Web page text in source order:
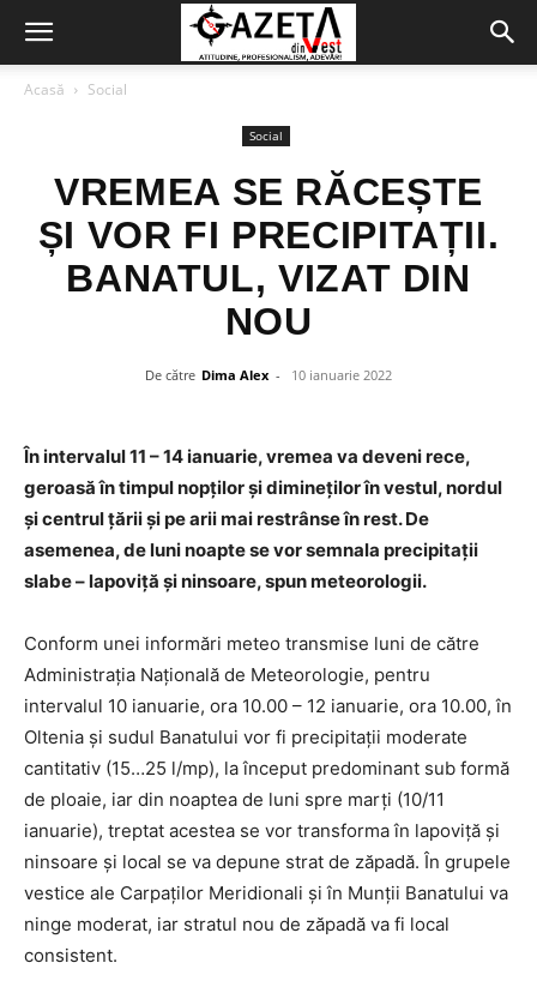
Acasă Social
Social
VREMEA SE RĂCEȘTE
ȘI VOR FI PRECIPITAȚII.
BANATUL, VIZAT DIN
NOU
De către Dima Alex - 10 ianuarie 2022
În intervalul 11 – 14 ianuarie, vremea va deveni rece,
geroasă în timpul nopților și dimineților în vestul, nordul
și centrul țării și pe arii mai restrânse în rest. De
asemenea, de luni noapte se vor semnala precipitații
slabe – lapoviță și ninsoare, spun meteorologii.
Conform unei informări meteo transmise luni de către
Administrația Națională de Meteorologie, pentru
intervalul 10 ianuarie, ora 10.00 – 12 ianuarie, ora 10.00, în
Oltenia și sudul Banatului vor fi precipitații moderate
cantitativ (15…25 l/mp), la început predominant sub formă
de ploaie, iar din noaptea de luni spre marți (10/11
ianuarie), treptat acestea se vor transforma în lapoviță și
ninsoare și local se va depune strat de zăpadă. În grupele
vestice ale Carpaților Meridionali și în Munții Banatului va
ninge moderat, iar stratul nou de zăpadă va fi local
consistent.